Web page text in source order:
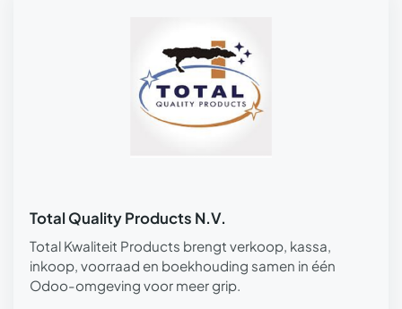
Total Quality Products N.V.
Total Kwaliteit Products brengt verkoop, kassa,
inkoop, voorraad en boekhouding samen in één
Odoo-omgeving voor meer grip.